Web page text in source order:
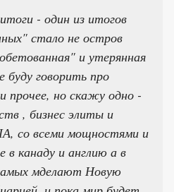
- один из итогов
стало не остров
и утерянная
говорить про
прочее, но скажу одно -
, бизнес элиты и
со всеми мощностями и
в канаду и англию а в
мделают Новую